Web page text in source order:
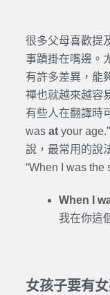
很多父母喜歡提
事蹟掛在嘴邊。
有許多差異，能
禪也就越來越容
有些人在翻譯時
was atyour
說，最常用的說
“When I was the
When I
我在你這
女孩子要有